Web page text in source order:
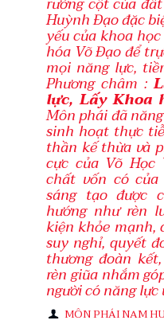
Huỳnh Đạo đặc
yếu của khoa
hóa Võ Đạo để
mọi năng lực,
Phương châm :
lực, Lấy Khoa
Môn phái đã
sinh hoạt thực
thần kế thừa và
cực của Võ Học
chất vốn có
sáng tạo được
hướng như rèn
kiện khỏe
suy nghỉ, quyết
thương đoàn
rèn giũa nhắm
người có năng lực
MÔN PHÁI NAM